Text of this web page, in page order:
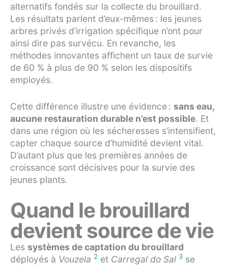
alternatifs fondés sur la collecte du brouillard.
Les résultats parlent d’eux-mêmes : les jeunes
arbres privés d’irrigation spécifique n’ont pour
ainsi dire pas survécu. En revanche, les
méthodes innovantes affichent un taux de survie
de 60 % à plus de 90 % selon les dispositifs
employés.
Cette différence illustre une évidence : sans eau,
aucune restauration durable n’est possible. Et
dans une région où les sécheresses s’intensifient,
capter chaque source d’humidité devient vital.
D’autant plus que les premières années de
croissance sont décisives pour la survie des
jeunes plants.
Quand le brouillard
devient source de vie
Les systèmes de captation du brouillard
déployés à Vouzela 2 et Carregal do Sal 3 se